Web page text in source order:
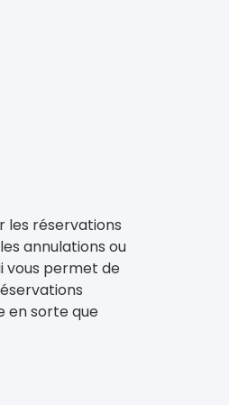
les réservations
annulations ou
vous permet de
en sorte que